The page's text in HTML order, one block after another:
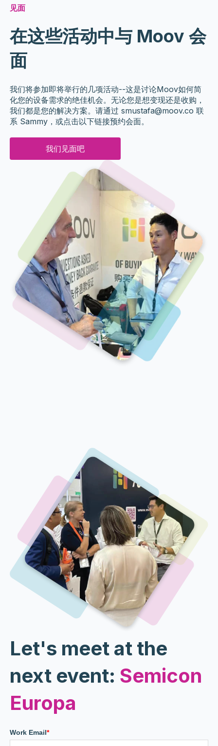
见面
在这些活动中与 Moov 会
面
我们将参加即将举行的几项活动--这是讨论Moov如何简
化您的设备需求的绝佳机会。无论您是想变现还是收购，
我们都是您的解决方案。请通过 smustafa@moov.co 联
系 Sammy，或点击以下链接预约会面。
我们见面吧
Let's meet at the
next event: Semicon
Europa
Work Email*